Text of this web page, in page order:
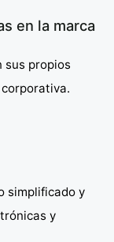
en la marca
sus propios
simplificado y
y